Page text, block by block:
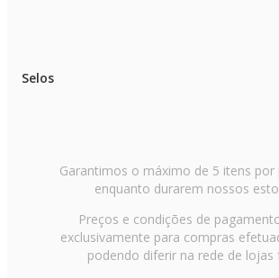
Selos
Garantimos o máximo de 5 itens
enquanto durarem nossos
Preços e condições de
exclusivamente para compras
podendo diferir na rede de lojas